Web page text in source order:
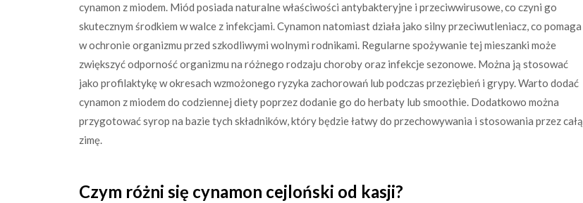
cynamon z miodem. Miód posiada naturalne właściwości antybakteryjne i przeciwwirusowe, co czyni go
skutecznym środkiem w walce z infekcjami. Cynamon natomiast działa jako silny przeciwutleniacz, co pomaga
w ochronie organizmu przed szkodliwymi wolnymi rodnikami. Regularne spożywanie tej mieszanki może
zwiększyć odporność organizmu na różnego rodzaju choroby oraz infekcje sezonowe. Można ją stosować
jako profilaktykę w okresach wzmożonego ryzyka zachorowań lub podczas przeziębień i grypy. Warto dodać
cynamon z miodem do codziennej diety poprzez dodanie go do herbaty lub smoothie. Dodatkowo można
przygotować syrop na bazie tych składników, który będzie łatwy do przechowywania i stosowania przez całą
zimę.
Czym różni się cynamon cejloński od kasji?